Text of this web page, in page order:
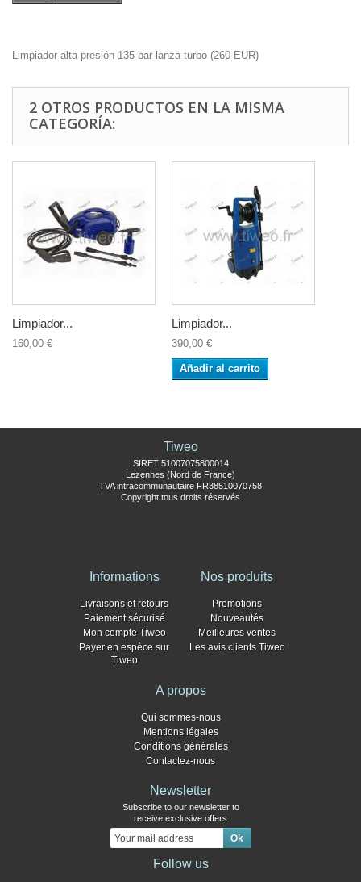
Limpiador alta presión 135 bar lanza turbo (260 EUR)
2 OTROS PRODUCTOS EN LA MISMA
CATEGORÍA:
Limpiador...
160,00 €
Limpiador...
390,00 €
Añadir al carrito
Tiweo
SIRET 51007075800014
Lezennes (Nord de France)
TVA intracommunautaire FR38510070758
Copyright tous droits réservés
Informations
Livraisons et retours
Paiement sécurisé
Mon compte Tiweo
Payer en espèce sur
Tiweo
Nos produits
Promotions
Nouveautés
Meilleures ventes
Les avis clients Tiweo
A propos
Qui sommes-nous
Mentions légales
Conditions générales
Contactez-nous
Newsletter
Subscribe to our newsletter to
receive exclusive offers
Follow us